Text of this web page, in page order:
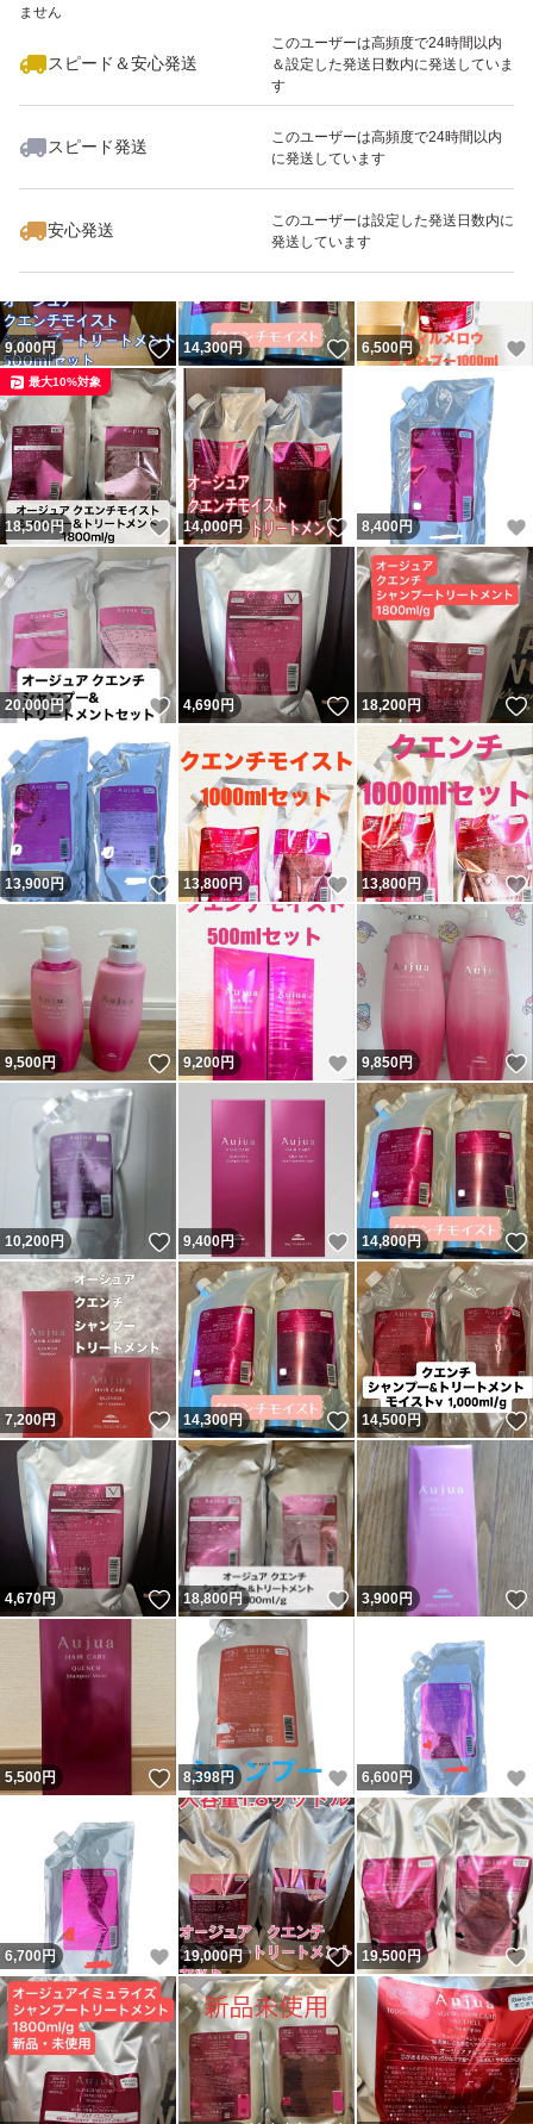
ません
スピード＆安心発送
このユーザーは高頻度で24時間以内
＆設定した発送日数内に発送していま
す
スピード発送
このユーザーは高頻度で24時間以内
に発送しています
安心発送
このユーザーは設定した発送日数内に
発送しています
いいね！
6,900
9,000円 いいね！
14,300円 いいね！
6,500円
18,500円 いいね！
最大10%対象
14,000円 いいね！
8,400円
20,000円 いいね！
4,690円 いいね！
18,200円
13,900円 いいね！
13,800円 いいね！
13,800円
9,500円 いいね！
9,200円 いいね！
9,850円
10,200円 いいね！
9,400円 いいね！
14,800円
7,200円 いいね！
14,300円 いいね！
14,500円
4,670円 いいね！
18,800 円 いいね！
3,900円
5,500円 いいね！
8,398円 いいね！
6,600 円
6,700 円 いいね！
19,000円 いいね！
19,500円